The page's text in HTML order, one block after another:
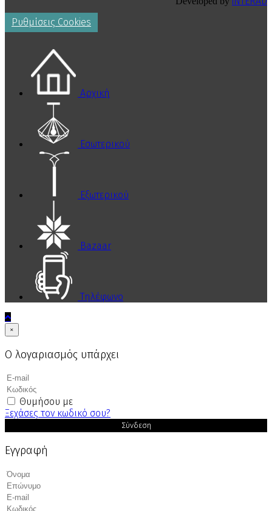
Ρυθμίσεις Cookies
Αρχική
Εσωτερικού
Εξωτερικού
Bazaar
Τηλέφωνο
×
Ο λογαριασμός υπάρχει
Θυμήσου με
Ξεχάσες τον κωδικό σου?
Σύνδεση
Εγγραφή